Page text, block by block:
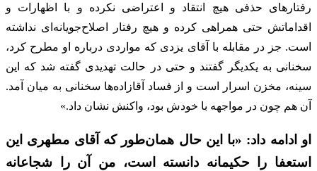
رفتارهای حذفی هیچ انتقاد و اعتراضی نکرده و با اظهارات و
اقداماتش حتی همراهی کرده و هیچ رفتار اصلاح‌جویانه‌ای نداشته
است. جز در مقابله با آقای یزدی که مواردی درباره او مطرح کرد،
سخنانی به یکدیگر گفتند و حتی در حالت تهدیدی گفته شد که این
سینه، مخزن اسرار است و از فساد آقازاده‌ها سخنانی به میان آمد.
آن هم چون در مواجهه با خودش بود، واکنش نشان داد.»
او ادامه داد: «با این حال همان‌طور که آقای مطهری این
استعفا را حکیمانه دانسته است، من آن را شجاعانه